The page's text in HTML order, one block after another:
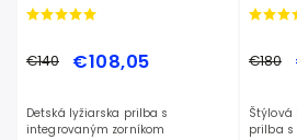
€140 €108,05
Detská lyžiarska prilba s
integrovaným zorníkom
€180
Štýlová
prilba s